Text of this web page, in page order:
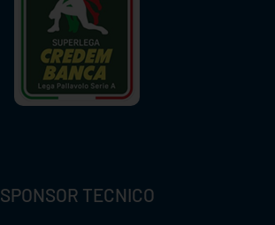
SPONSOR TECNICO